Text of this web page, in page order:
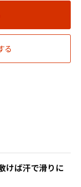
る
けば汗で滑りに